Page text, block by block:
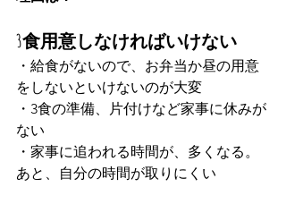
3食用意しなければいけない
・給食がないので、お弁当か昼の用意
をしないといけないのが大変
・3食の準備、片付けなど家事に休みが
ない
・家事に追われる時間が、多くなる。
あと、自分の時間が取りにくい